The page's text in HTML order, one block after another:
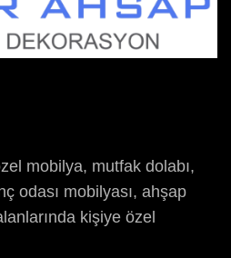
mobilya, mutfak dolabı,
odası mobilyası, ahşap
kişiye özel